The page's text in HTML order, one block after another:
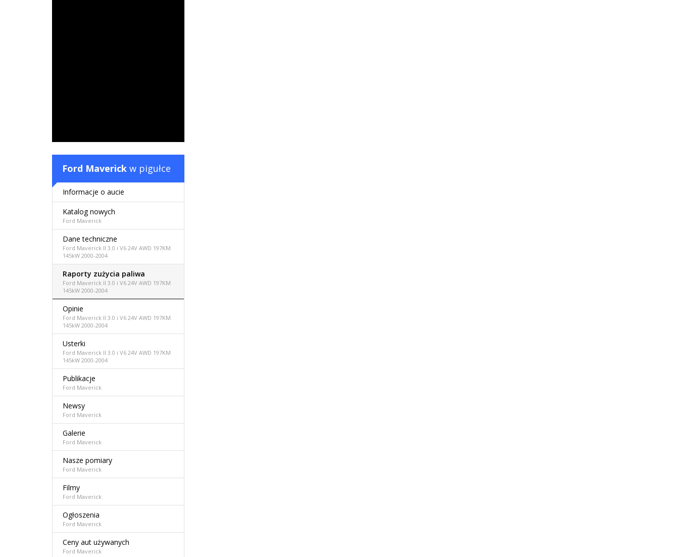
Ford Maverick w pigułce
Informacje o aucie
Katalog nowych
Ford Maverick
Dane techniczne
Ford Maverick II 3.0 i V6 24V AWD 197KM
145kW 2000-2004
Raporty zużycia paliwa
Ford Maverick II 3.0 i V6 24V AWD 197KM
145kW 2000-2004
Opinie
Ford Maverick II 3.0 i V6 24V AWD 197KM
145kW 2000-2004
Usterki
Ford Maverick II 3.0 i V6 24V AWD 197KM
145kW 2000-2004
Publikacje
Ford Maverick
Newsy
Ford Maverick
Galerie
Ford Maverick
Nasze pomiary
Ford Maverick
Filmy
Ford Maverick
Ogłoszenia
Ford Maverick
Ceny aut używanych
Ford Maverick